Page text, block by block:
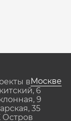
вМоскве
6
9
35